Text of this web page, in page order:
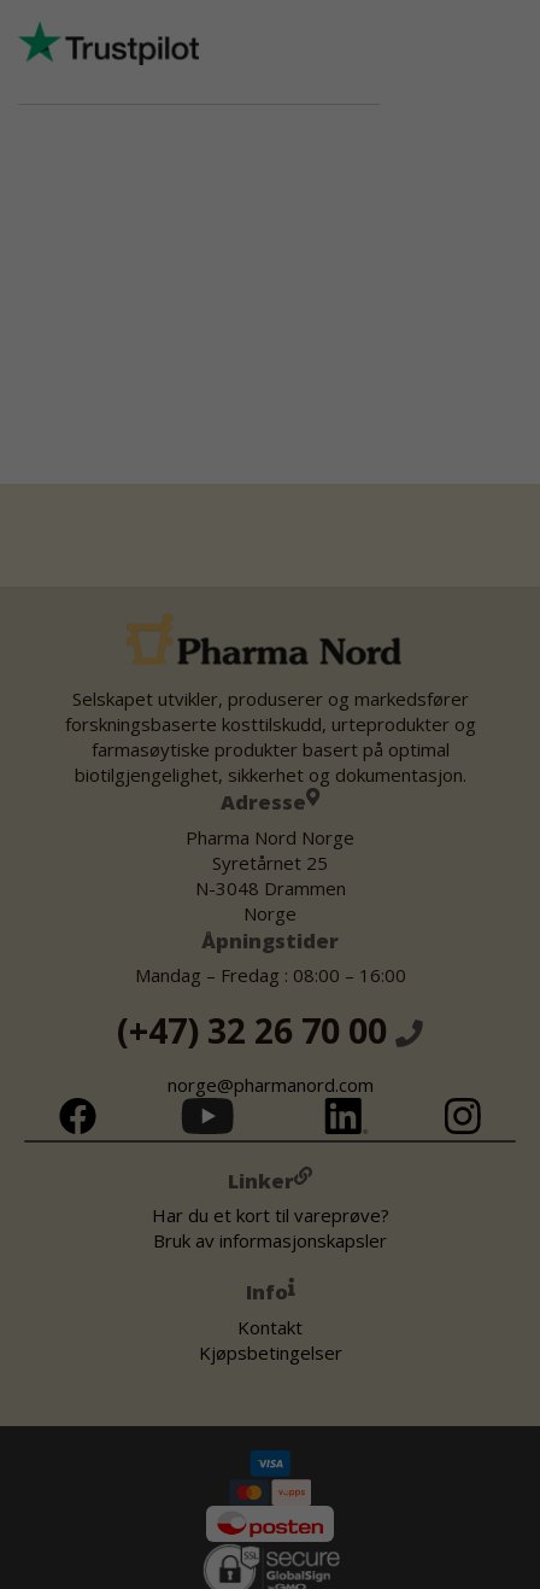
Selskapet utvikler, produserer og markedsfører
forskningsbaserte kosttilskudd, urteprodukter og
farmasøytiske produkter basert på optimal
biotilgjengelighet, sikkerhet og dokumentasjon.
Adresse
Pharma Nord Norge
Syretårnet 25
N-3048 Drammen
Norge
Åpningstider
Mandag – Fredag : 08:00 – 16:00
(+47) 32 26 70 00
norge@pharmanord.com
Linker
Har du et kort til vareprøve?
Bruk av informasjonskapsler
Info
Kontakt
Kjøpsbetingelser